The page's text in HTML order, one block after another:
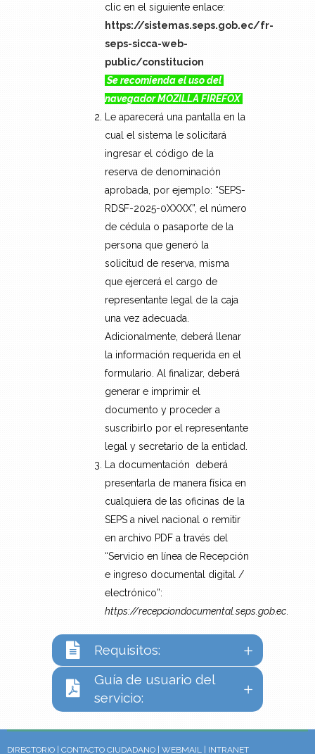
clic en el siguiente enlace:
https://sistemas.seps.gob.ec/fr-
seps-sicca-web-
public/constitucion
Se recomienda el uso del
navegador MOZILLA FIREFOX
Le aparecerá una pantalla en la
cual el sistema le solicitará
ingresar el código de la
reserva de denominación
aprobada, por ejemplo: “SEPS-
RDSF-2025-0XXXX”, el número
de cédula o pasaporte de la
persona que generó la
solicitud de reserva, misma
que ejercerá el cargo de
representante legal de la caja
una vez adecuada.
Adicionalmente, deberá llenar
la información requerida en el
formulario. Al finalizar, deberá
generar e imprimir el
documento y proceder a
suscribirlo por el representante
legal y secretario de la entidad.
La documentación deberá
presentarla de manera física en
cualquiera de las oficinas de la
SEPS a nivel nacional o remitir
en archivo PDF a través del
“Servicio en línea de Recepción
e ingreso documental digital /
electrónico”:
https://recepciondocumental.seps.gob.ec.
Requisitos:
Guía de usuario del
servicio:
DIRECTORIO CONTACTO CIUDADANO WEBMAIL INTRANET